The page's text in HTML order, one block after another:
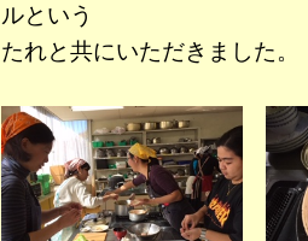
ルという
たれと共にいただきました。